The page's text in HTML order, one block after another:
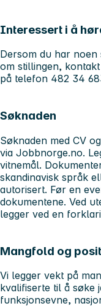
Interessert i å
Dersom du har
om stillingen,
på telefon 482 34
Søknaden
Søknaden med CV
via Jobbnorge.no.
vitnemål.
skandinavisk språk
autorisert. Før en
dokumentene. Ved
legger ved en
Mangfold og
Vi legger vekt på
kvalifiserte til å søke
funksjonsevne,